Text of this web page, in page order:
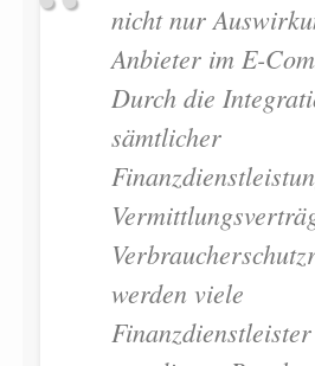
nicht nur
Anbieter im E-
Durch die
sämtlicher
werden viele